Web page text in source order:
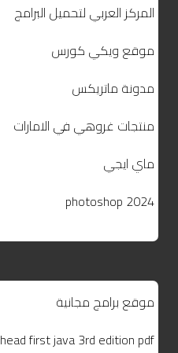
المركز العربي لتحميل البرامج
موقع ويكي كورس
مدونة ماتريكس
منتجات غروهي في الامارات
ماي ايجي
photoshop 2024
موقع برامج مجانية
head first java 3rd edition pdf